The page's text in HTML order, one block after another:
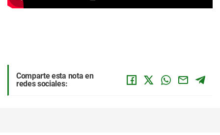
Comparte esta nota en
redes sociales: